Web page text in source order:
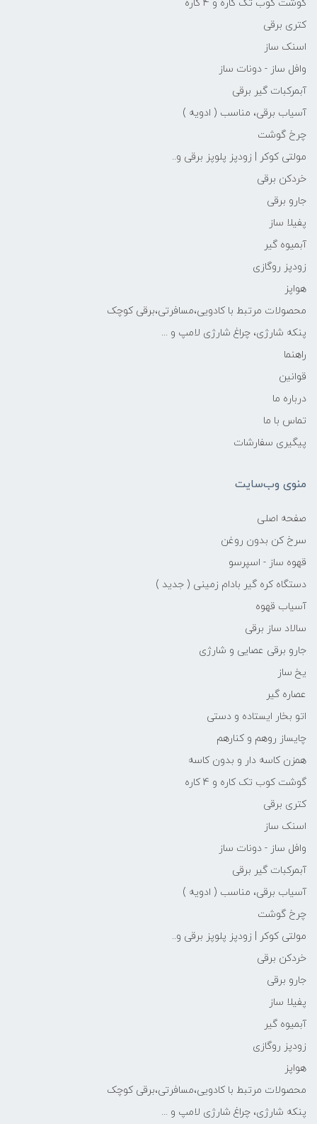
گوشت کوب تک کاره و 4 کاره
کتری برقی
اسنک ساز
وافل ساز - دونات ساز
آبمرکبات گیر برقی
آسیاب برقی، مناسب ( ادویه )
چرخ گوشت
مولتی کوکر | زودپز پلوپز برقی و..
خردکن برقی
جارو برقی
پفیلا ساز
آبمیوه گیر
زودپز روگازی
هواپز
محصولات مرتبط با کادویی،مسافرتی،برقی کوچک
پنکه شارژی، چراغ شارژی لامپ و ...
راهنما
قوانین
درباره ما
تماس با ما
پیگیری سفارشات
منوی وب‌سایت
صفحه اصلی
سرخ کن بدون روغن
قهوه ساز - اسپرسو
دستگاه کره گیر بادام زمینی ( جدید )
آسیاب قهوه
سالاد ساز برقی
جارو برقی عصایی و شارژی
یخ ساز
عصاره گیر
اتو بخار ایستاده و دستی
چایساز روهم و کنارهم
همزن کاسه دار و بدون کاسه
گوشت کوب تک کاره و 4 کاره
کتری برقی
اسنک ساز
وافل ساز - دونات ساز
آبمرکبات گیر برقی
آسیاب برقی، مناسب ( ادویه )
چرخ گوشت
مولتی کوکر | زودپز پلوپز برقی و..
خردکن برقی
جارو برقی
پفیلا ساز
آبمیوه گیر
زودپز روگازی
هواپز
محصولات مرتبط با کادویی،مسافرتی،برقی کوچک
پنکه شارژی، چراغ شارژی لامپ و ...